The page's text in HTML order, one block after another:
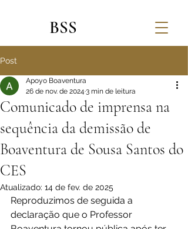
BSS
Post
Comunicado de imprensa na
sequência da demissão de
Boaventura de Sousa Santos do
CES
Apoyo Boaventura
26 de nov. de 2024 3 min de leitura
Atualizado: 14 de fev. de 2025
Reproduzimos de seguida a
declaração que o Professor